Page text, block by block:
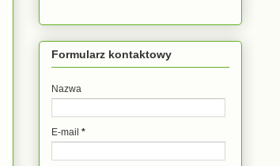
Formularz kontaktowy
Nazwa
E-mail *